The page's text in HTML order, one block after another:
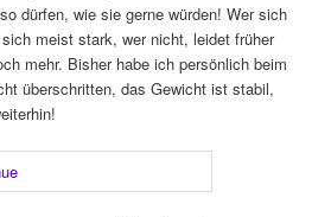
dürfen, wie sie gerne würden! Wer sich
meist stark, wer nicht, leidet früher
mehr. Bisher habe ich persönlich beim
überschritten, das Gewicht ist stabil,